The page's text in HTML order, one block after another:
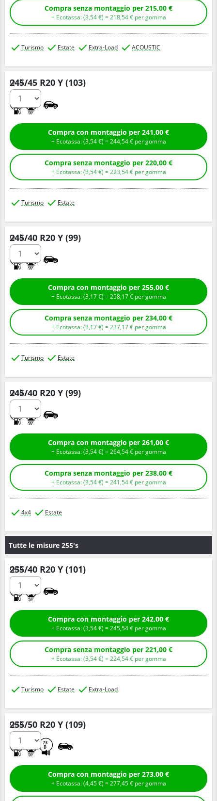
Compra senza montaggio per 215,00 €
+ Ecotassa: (3,54€ ) =218,54€ per gomma
Turismo Estate Extra-Load ACOUSTIC
245/45 R20 Y (103)
Q.tà
Compra con montaggio per 241,00 €
+ Ecotassa: (3,54€ ) =244,54€ per gomma
Compra senza montaggio per 220,00 €
+ Ecotassa: (3,54€ ) =223,54€ per gomma
Turismo Estate
245/40 R20 Y (99)
Q.tà
Compra con montaggio per 255,00 €
+ Ecotassa: (3,17€ ) =258,17€ per gomma
Compra senza montaggio per 234,00 €
+ Ecotassa: (3,17€ ) =237,17€ per gomma
Turismo Estate
245/40 R20 Y (99)
Q.tà
Compra con montaggio per 261,00 €
+ Ecotassa: (3,54€ ) =264,54€ per gomma
Compra senza montaggio per 238,00 €
+ Ecotassa: (3,54€ ) =241,54€ per gomma
4x4 Estate
Tutte le misure 255's
255/40 R20 Y (101)
Q.tà
Compra con montaggio per 242,00 €
+ Ecotassa: (3,54€ ) =245,54€ per gomma
Compra senza montaggio per 221,00 €
+ Ecotassa: (3,54€ ) =224,54€ per gomma
Turismo Estate Extra-Load
255/50 R20 Y (109)
73
B
Q.tà
Compra con montaggio per 273,00 €
+ Ecotassa: (4,45€ ) =277,45€ per gomma